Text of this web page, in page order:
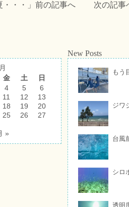
・・ 」前の記事へ 次の記事
金 土
日
4 5
6
11 12
13
18 19
20
25 26
27
»
New Posts
もう
ジワ
台風
シロ
透明